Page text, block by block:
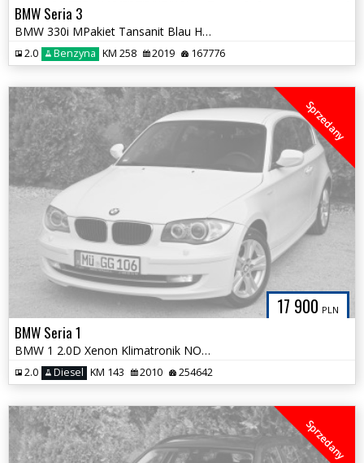
BMW Seria 3
BMW 330i MPakiet Tansanit Blau Hamulec M Bezwypadkowa Tylko 167tys km
2.0 Benzyna KM 258 2019 167776
17 900 PLN
Sprzedany
BMW Seria 1
BMW 1 2.0D Xenon Klimatronik NOWY ROZRZĄD Nowe Tarcze Alpejska Biel
2.0 Diesel KM 143 2010 254642
Sprzedany